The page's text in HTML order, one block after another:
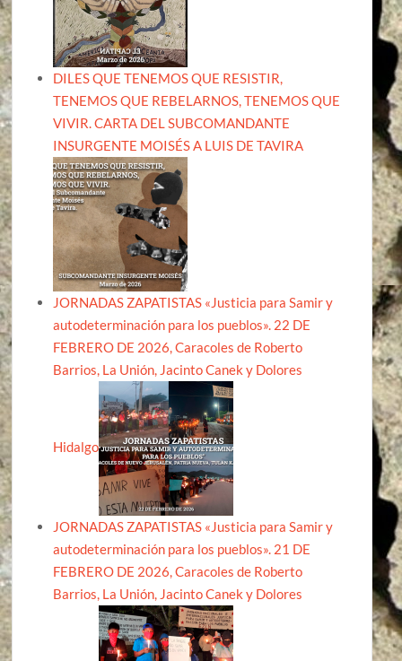
DILES QUE TENEMOS QUE RESISTIR,
TENEMOS QUE REBELARNOS, TENEMOS QUE
VIVIR. CARTA DEL SUBCOMANDANTE
INSURGENTE MOISÉS A LUIS DE TAVIRA
JORNADAS ZAPATISTAS «Justicia para Samir y
autodeterminación para los pueblos». 22 DE
FEBRERO DE 2026, Caracoles de Roberto
Barrios, La Unión, Jacinto Canek y Dolores
Hidalgo
JORNADAS ZAPATISTAS «Justicia para Samir y
autodeterminación para los pueblos». 21 DE
FEBRERO DE 2026, Caracoles de Roberto
Barrios, La Unión, Jacinto Canek y Dolores